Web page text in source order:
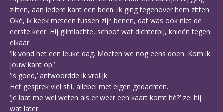
zitten, aan iedere kant een been. Ik ging tegenover hem zitten.
Oké, ik keek meteen tussen zijn benen, dat was ook niet de
eerste keer. Hij glimlachte, schoof wat dichterbij, knieën tegen
elkaar.
‘Ik vond het een leuke dag. Moeten we nog eens doen. Kom ik
jouw kant op.’
‘Is goed,’ antwoordde ik vrolijk.
Het gesprek viel stil, allebei met eigen gedachten.
‘Je laat me wel weten als er weer een kaart komt hè?’ zei hij
wat later.